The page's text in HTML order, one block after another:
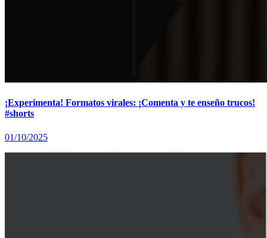
¡Experimenta! Formatos virales: ¡Comenta y te enseño trucos!
#shorts
01/10/2025